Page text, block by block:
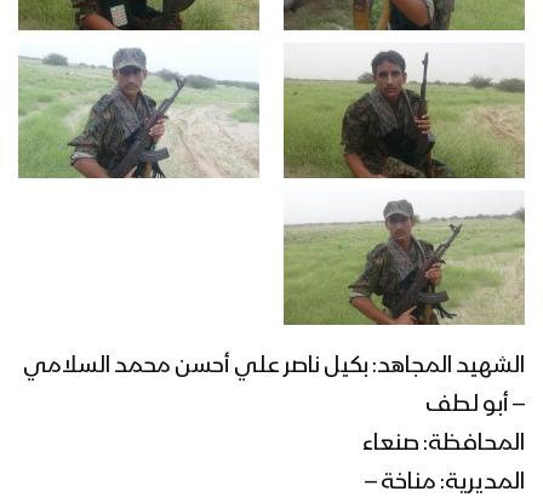
الشهيد المجاهد: بكيل ناصر علي أحسن محمد السلامي
– أبو لطف
المحافظة: صنعاء
المديرية: مناخة –